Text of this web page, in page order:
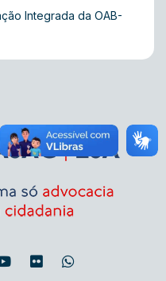
Integrada da OAB-